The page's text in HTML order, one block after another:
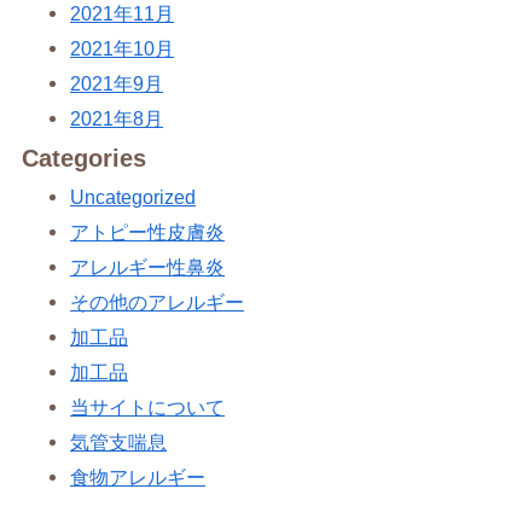
2021年11月
2021年10月
2021年9月
2021年8月
Categories
Uncategorized
アトピー性皮膚炎
アレルギー性鼻炎
その他のアレルギー
加工品
加工品
当サイトについて
気管支喘息
食物アレルギー